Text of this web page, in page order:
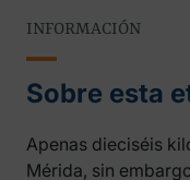
INFORMACIÓN
Sobre esta
Apenas dieciséis
Mérida, sin